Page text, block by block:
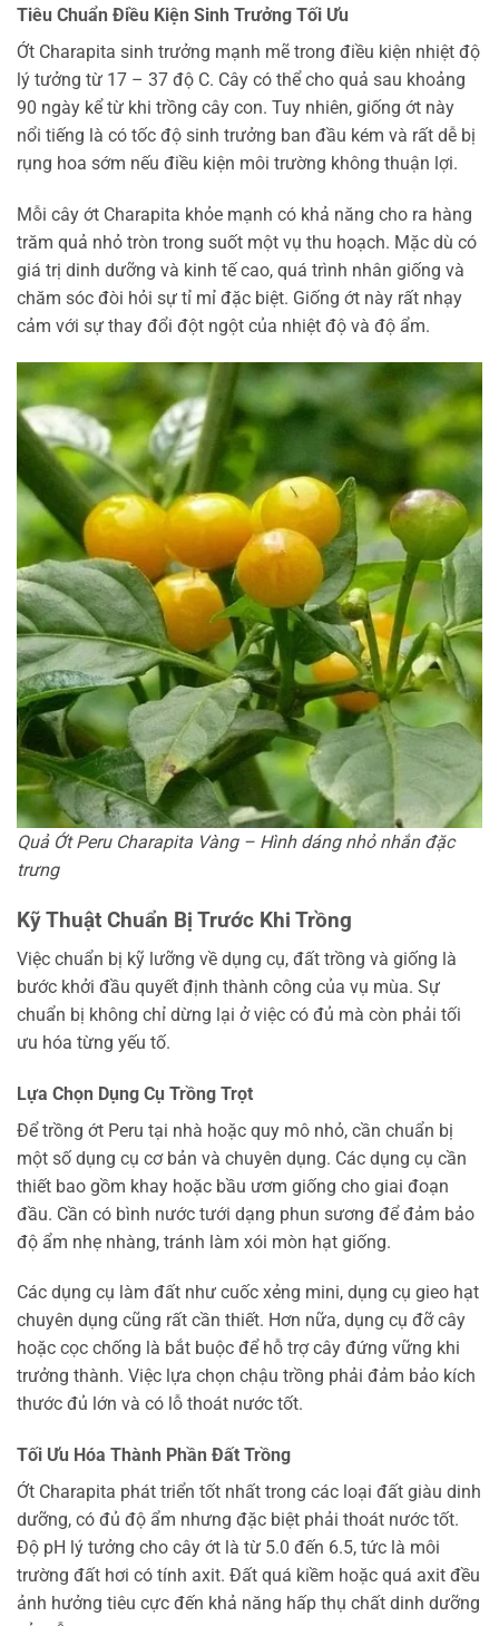
Tiêu Chuẩn Điều Kiện Sinh Trưởng Tối Ưu
Ớt Charapita sinh trưởng mạnh mẽ trong điều kiện nhiệt độ
lý tưởng từ 17 – 37 độ C. Cây có thể cho quả sau khoảng
90 ngày kể từ khi trồng cây con. Tuy nhiên, giống ớt này
nổi tiếng là có tốc độ sinh trưởng ban đầu kém và rất dễ bị
rụng hoa sớm nếu điều kiện môi trường không thuận lợi.
Mỗi cây ớt Charapita khỏe mạnh có khả năng cho ra hàng
trăm quả nhỏ tròn trong suốt một vụ thu hoạch. Mặc dù có
giá trị dinh dưỡng và kinh tế cao, quá trình nhân giống và
chăm sóc đòi hỏi sự tỉ mỉ đặc biệt. Giống ớt này rất nhạy
cảm với sự thay đổi đột ngột của nhiệt độ và độ ẩm.
Quả Ớt Peru Charapita Vàng – Hình dáng nhỏ nhắn đặc
trưng
Kỹ Thuật Chuẩn Bị Trước Khi Trồng
Việc chuẩn bị kỹ lưỡng về dụng cụ, đất trồng và giống là
bước khởi đầu quyết định thành công của vụ mùa. Sự
chuẩn bị không chỉ dừng lại ở việc có đủ mà còn phải tối
ưu hóa từng yếu tố.
Lựa Chọn Dụng Cụ Trồng Trọt
Để trồng ớt Peru tại nhà hoặc quy mô nhỏ, cần chuẩn bị
một số dụng cụ cơ bản và chuyên dụng. Các dụng cụ cần
thiết bao gồm khay hoặc bầu ươm giống cho giai đoạn
đầu. Cần có bình nước tưới dạng phun sương để đảm bảo
độ ẩm nhẹ nhàng, tránh làm xói mòn hạt giống.
Các dụng cụ làm đất như cuốc xẻng mini, dụng cụ gieo hạt
chuyên dụng cũng rất cần thiết. Hơn nữa, dụng cụ đỡ cây
hoặc cọc chống là bắt buộc để hỗ trợ cây đứng vững khi
trưởng thành. Việc lựa chọn chậu trồng phải đảm bảo kích
thước đủ lớn và có lỗ thoát nước tốt.
Tối Ưu Hóa Thành Phần Đất Trồng
Ớt Charapita phát triển tốt nhất trong các loại đất giàu dinh
dưỡng, có đủ độ ẩm nhưng đặc biệt phải thoát nước tốt.
Độ pH lý tưởng cho cây ớt là từ 5.0 đến 6.5, tức là môi
trường đất hơi có tính axit. Đất quá kiềm hoặc quá axit đều
ảnh hưởng tiêu cực đến khả năng hấp thụ chất dinh dưỡng